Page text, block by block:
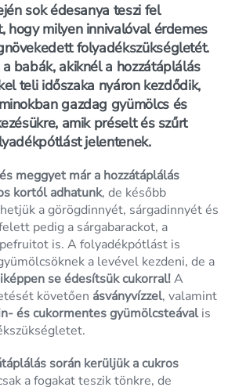
sok édesanya teszi fel
hogy milyen innivalóval érdemes
folyadékszükségletét.
a babák, akiknél a hozzátáplálás
teli időszaka nyáron kezdődik,
gazdag gyümölcs és
amik préselt és szűrt
jelentenek.
meggyet már a hozzátáplálás
kortól adhatunk, de később
a görögdinnyét, sárgadinnyét és
pedig a sárgabarackot, a
is. A folyadékpótlást is
a levével kezdeni, de a
se édesítsük cukorral!A
követően ásványvízzel, valamint
és cukormentes gyümölcsteávalis
során kerüljük a cukros
a fogakat teszik tönkre, de